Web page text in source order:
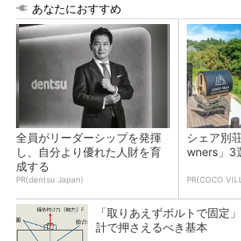
あなたにおすすめ
全員がリーダーシップを発揮
し、自分より優れた人財を育
成する
PR(dentsu Japan)
シェア別
wners」3
PR(COCO
「取りあえずボルトで固定
計で押さえるべき基本